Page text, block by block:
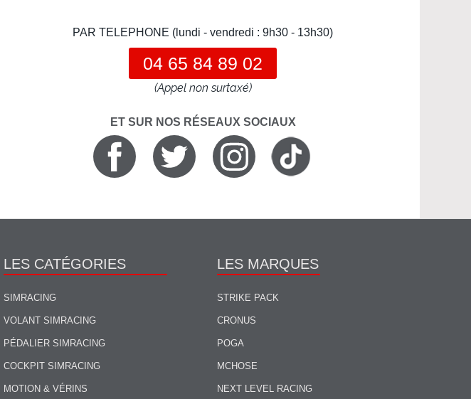
PAR TELEPHONE (lundi - vendredi : 9h30 - 13h30)
04 65 84 89 02
(Appel non surtaxé)
ET SUR NOS RÉSEAUX SOCIAUX
LES CATÉGORIES
SIMRACING
VOLANT SIMRACING
PÉDALIER SIMRACING
COCKPIT SIMRACING
MOTION & VÉRINS
LES MARQUES
STRIKE PACK
CRONUS
POGA
MCHOSE
NEXT LEVEL RACING